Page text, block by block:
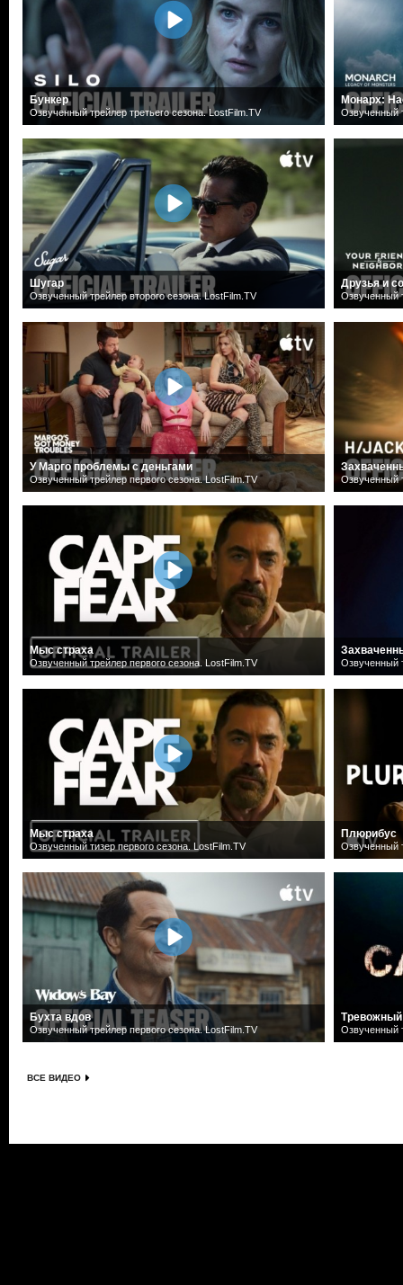
Бункер
Озвученный трейлер третьего сезона. LostFilm.TV
Шугар
Озвученный трейлер второго сезона. LostFilm.TV
У Марго проблемы с деньгами
Озвученный трейлер первого сезона. LostFilm.TV
Мыс страха
Озвученный трейлер первого сезона. LostFilm.TV
Мыс страха
Озвученный тизер первого сезона. LostFilm.TV
Бухта вдов
Озвученный трейлер первого сезона. LostFilm.TV
Монарх:
Озвученный
Друзья и
Озвученный
Озвученный
Озвученный
Плюрибус
Озвученный
Тревожный
Озвученный
ВСЕ ВИДЕО